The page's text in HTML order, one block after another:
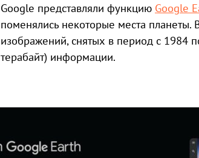
Google представляли функцию Google
поменялись некоторые места
изображений, снятых в период с 1984
терабайт) информации.